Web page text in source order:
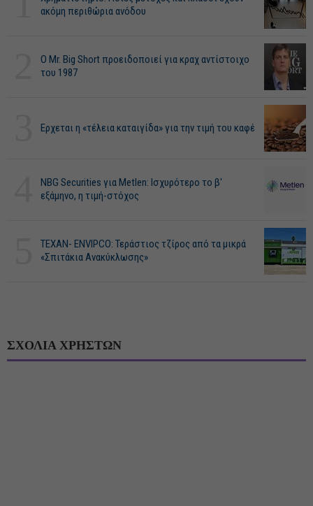
ακόμη περιθώρια ανόδου
O Mr. Big Short προειδοποιεί για κραχ αντίστοιχο
του 1987
Ερχεται η «τέλεια καταιγίδα» για την τιμή του καφέ
NBG Securities για Metlen: Ισχυρότερο το β'
εξάμηνο, η τιμή-στόχος
ΤΕΧΑΝ- ENVIPCO: Τεράστιος τζίρος από τα μικρά
«Σπιτάκια Ανακύκλωσης»
ΣΧΟΛΙΑ ΧΡΗΣΤΩΝ